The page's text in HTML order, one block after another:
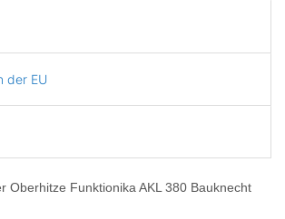
der EU
Oberhitze Funktionika AKL 380 Bauknecht